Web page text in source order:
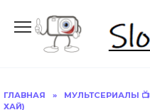
содержанию
ГЛАВНАЯ » МУЛЬТСЕРИАЛЫ 📺
ХАЙ)